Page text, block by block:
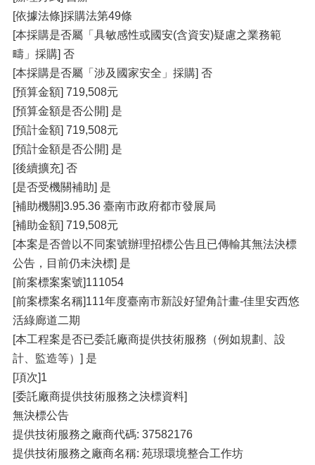
[依據法條]採購法第49條
[本採購是否屬「具敏感性或國安(含資安)疑慮之業務範
疇」採購] 否
[本採購是否屬「涉及國家安全」採購] 否
[預算金額] 719,508元
[預算金額是否公開] 是
[預計金額] 719,508元
[預計金額是否公開] 是
[後續擴充] 否
[是否受機關補助] 是
[補助機關]3.95.36 臺南市政府都市發展局
[補助金額] 719,508元
[本案是否曾以不同案號辦理招標公告且已傳輸其無法決標
公告，目前仍未決標] 是
[前案標案案號]111054
[前案標案名稱]111年度臺南市新設好望角計畫-佳里安西悠
活綠廊道二期
[本工程案是否已委託廠商提供技術服務（例如規劃、設
計、監造等）] 是
[項次]1
[委託廠商提供技術服務之決標資料]
無決標公告
提供技術服務之廠商代碼: 37582176
提供技術服務之廠商名稱: 苑璟環境整合工作坊